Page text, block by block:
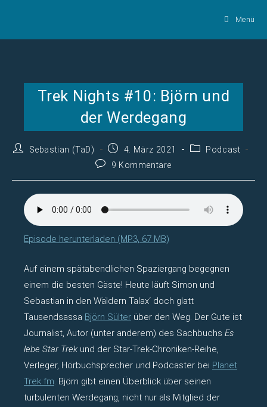
Menü
Trek Nights #10: Björn und
der Werdegang
Beitrags-
Sebastian (TaD)
Beitrag4. März 2021
Beitrags-
Podcast
Beitrags-
9 Kommentare
Episode herunterladen (MP3, 67 MB)
Auf einem spätabendlichen Spaziergang begegnen
einem die besten Gäste! Heute läuft Simon und
Sebastian in den Wäldern Talax‘ doch glatt
Tausendsassa Björn Sülter über den Weg. Der Gute ist
Journalist, Autor (unter anderem) des Sachbuchs Es
lebe Star Trek und der Star-Trek-Chroniken-Reihe,
Verleger, Hörbuchsprecher und Podcaster bei Planet
Trek fm . Björn gibt einen Überblick über seinen
turbulenten Werdegang, nicht nur als Mitglied der